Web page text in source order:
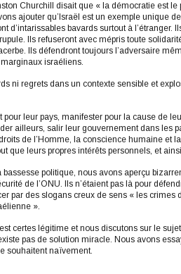
Churchill disait que « la démocratie est
ajouter qu’Israël est un exemple unique
d’intarissables bavards surtout à
Ils refuseront avec mépris toute
Ils défendront toujours l’adversaire
israéliens.
ni regrets dans un contexte sensible et
leur pays, manifester pour la cause de
ailleurs, salir leur gouvernement dans les
de l’Homme, la conscience humaine et
que leurs propres intérêts personnels, et
bassesse politique, nous avons aperçu
de l’ONU. Ils n’étaient pas là pour
par des slogans creux de sens « les
».
certes légitime et nous discutons sur le
pas de solution miracle. Nous avons
souhaitent naïvement.